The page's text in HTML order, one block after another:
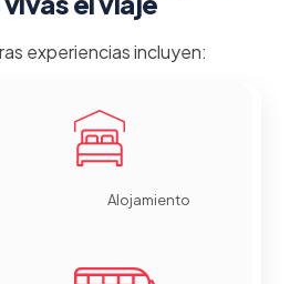
experiencias incluyen:
Alojamiento